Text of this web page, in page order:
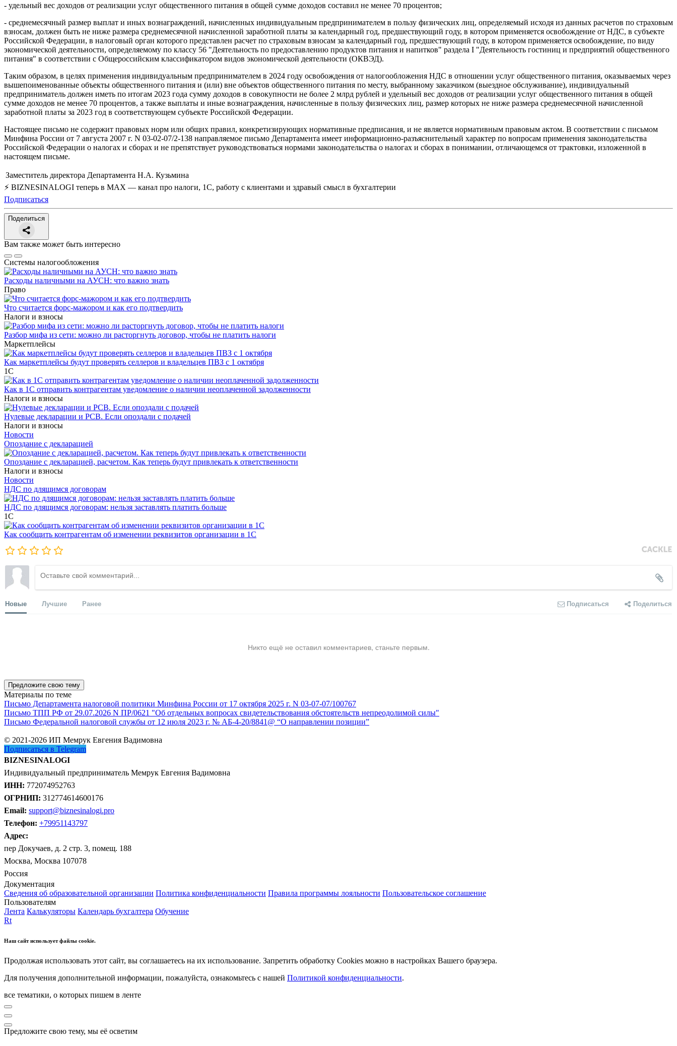
- удельный вес доходов от реализации услуг общественного питания в общей сумме доходов составил не менее 70 процентов;
- среднемесячный размер выплат и иных вознаграждений, начисленных индивидуальным предпринимателем в пользу физических лиц, определяемый исходя из данных расчетов по страховым
взносам, должен быть не ниже размера среднемесячной начисленной заработной платы за календарный год, предшествующий году, в котором применяется освобождение от НДС, в субъекте
Российской Федерации, в налоговый орган которого представлен расчет по страховым взносам за календарный год, предшествующий году, в котором применяется освобождение, по виду
экономической деятельности, определяемому по классу 56 "Деятельность по предоставлению продуктов питания и напитков" раздела I "Деятельность гостиниц и предприятий общественного
питания" в соответствии с Общероссийским классификатором видов экономической деятельности (ОКВЭД).
Таким образом, в целях применения индивидуальным предпринимателем в 2024 году освобождения от налогообложения НДС в отношении услуг общественного питания, оказываемых через
вышепоименованные объекты общественного питания и (или) вне объектов общественного питания по месту, выбранному заказчиком (выездное обслуживание), индивидуальный
предприниматель должен иметь по итогам 2023 года сумму доходов в совокупности не более 2 млрд рублей и удельный вес доходов от реализации услуг общественного питания в общей
сумме доходов не менее 70 процентов, а также выплаты и иные вознаграждения, начисленные в пользу физических лиц, размер которых не ниже размера среднемесячной начисленной
заработной платы за 2023 год в соответствующем субъекте Российской Федерации.
Настоящее письмо не содержит правовых норм или общих правил, конкретизирующих нормативные предписания, и не является нормативным правовым актом. В соответствии с письмом
Минфина России от 7 августа 2007 г. N 03-02-07/2-138 направляемое письмо Департамента имеет информационно-разъяснительный характер по вопросам применения законодательства
Российской Федерации о налогах и сборах и не препятствует руководствоваться нормами законодательства о налогах и сборах в понимании, отличающемся от трактовки, изложенной в
настоящем письме.
Заместитель директора Департамента Н.А. Кузьмина
⚡ BIZNESINALOGI теперь в MAX — канал про налоги, 1С, работу с клиентами и здравый смысл в бухгалтерии
Подписаться
Поделиться
Вам также может быть интересно
Системы налогообложения
Расходы наличными на АУСН: что важно знать
Право
Что считается форс-мажором и как его подтвердить
Налоги и взносы
Разбор мифа из сети: можно ли расторгнуть договор, чтобы не платить налоги
Маркетплейсы
Как маркетплейсы будут проверять селлеров и владельцев ПВЗ с 1 октября
1С
Как в 1С отправить контрагентам уведомление о наличии неоплаченной задолженности
Налоги и взносы
Нулевые декларации и РСВ. Если опоздали с подачей
Налоги и взносы
Новости
Опоздание с декларацией
Опоздание с декларацией, расчетом. Как теперь будут привлекать к ответственности
Налоги и взносы
Новости
НДС по длящимся договорам
НДС по длящимся договорам: нельзя заставлять платить больше
1С
Как сообщить контрагентам об изменении реквизитов организации в 1C
Новые Лучшие Ранее Подписаться Поделиться
Никто ещё не оставил комментариев, станьте первым.
Предложите свою тему
Материалы по теме
Письмо Департамента налоговой политики Минфина России от 17 октября 2025 г. N 03-07-07/100767
Письмо ТПП РФ от 29.07.2026 N ПР/0621 "Об отдельных вопросах свидетельствования обстоятельств непреодолимой силы"
Письмо Федеральной налоговой службы от 12 июля 2023 г. № АБ-4-20/8841@ “О направлении позиции”
© 2021-2026 ИП Мемрук Евгения Вадимовна
Подписаться в Telegram
BIZNESINALOGI
Индивидуальный предприниматель Мемрук Евгения Вадимовна
ИНН: 772074952763
ОГРНИП: 312774614600176
Email: support@biznesinalogi.pro
Телефон: +79951143797
Адрес:
пер Докучаев, д. 2 стр. 3, помещ. 188
Москва, Москва 107078
Россия
Документация
Сведения об образовательной организации Политика конфиденциальности Правила программы лояльности Пользовательское соглашение
Пользователям
Лента Калькуляторы Календарь бухгалтера Обучение
Rt
Наш сайт использует файлы cookie.
Продолжая использовать этот сайт, вы соглашаетесь на их использование. Запретить обработку Cookies можно в настройках Вашего браузера.
Для получения дополнительной информации, пожалуйста, ознакомьтесь с нашей Политикой конфиденциальности.
все тематики, о которых пишем в ленте
Предложите свою тему, мы её осветим